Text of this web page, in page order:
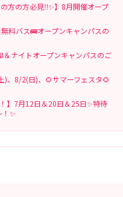
方の方必見‼✨】8月開催オープ
料バス🚌オープンキャンパスの
ナイトオープンキャンパスのご
)、8/2(日)、🌻サマーフェスタ🌻
】7月12日＆20日＆25日✨特待
✨